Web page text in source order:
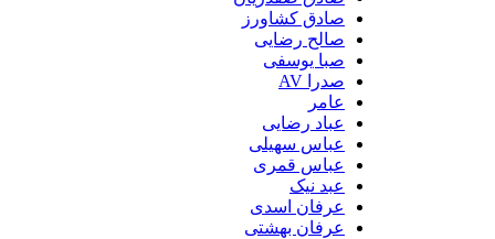
صادق کشاورز
صالح رضایی
صبا یوسفی
عباد رضایی
عباس سهیلی
عباس قمری
عبد نیک
عرفان اسدی
عرفان بهشتی